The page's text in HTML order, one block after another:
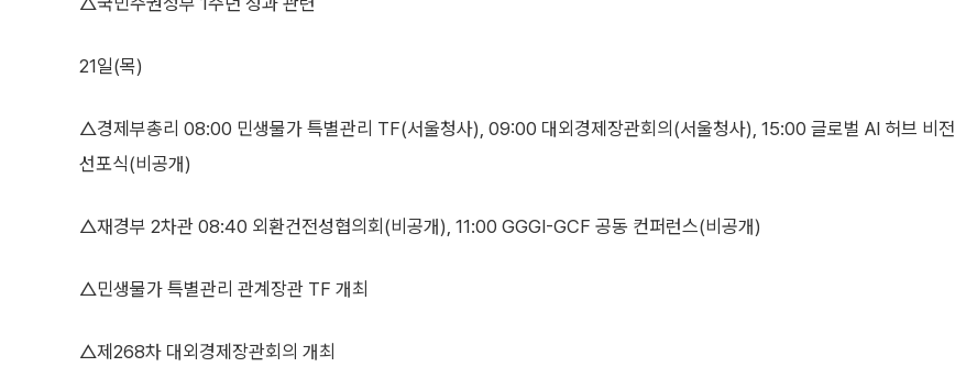
21일(목)
△경제부총리 08:00 민생물가 특별관리 TF(서울청사), 09:00 대외경제장관회의(서울청사), 15:00 글로벌 AI 허브 비전
선포식(비공개)
△재경부 2차관 08:40 외환건전성협의회(비공개), 11:00 GGGI-GCF 공동 컨퍼런스(비공개)
△민생물가 특별관리 관계장관 TF 개최
△제268차 대외경제장관회의 개최